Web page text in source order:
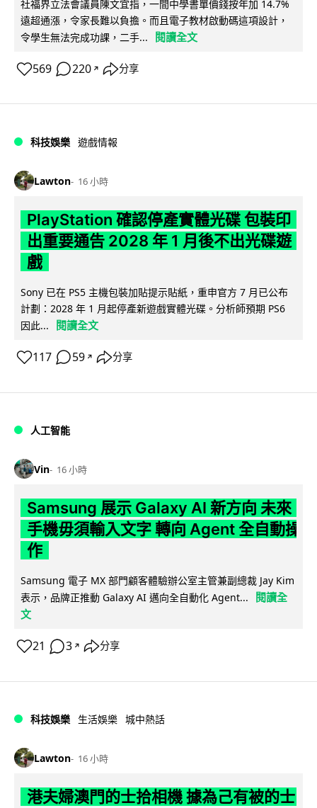
社福界立法會議員陳文宜指，一間中學書單價錢按年加 14.7%
遠超通漲，令家長難以負擔。而且電子教材啟動碼這項設計，
令學生無法完成功課，二手...
閱讀全文
569 220 ↗ 分享
科技娛樂 遊戲情報
Lawton 16 小時
PlayStation 確認停產實體光碟 包裝印
出重要通告 2028 年 1 月後不出光碟遊
戲
Sony 已在 PS5 主機包裝加貼提示貼紙，重申官方 7 月已公布
計劃：2028 年 1 月起停產新遊戲實體光碟。分析師預期 PS6
因此...
閱讀全文
117 59 ↗ 分享
人工智能
Vin 16 小時
Samsung 展示 Galaxy AI 新方向 未來
手機毋須輸入文字 轉向 Agent 全自動操
作
Samsung 電子 MX 部門顧客體驗辦公室主管兼副總裁 Jay Kim
表示，品牌正推動 Galaxy AI 邁向全自動化 Agent...
閱讀全
文
21 3 ↗ 分享
科技娛樂 生活娛樂 城中熱話
Lawton 16 小時
港夫婦澳門的士拾相機 據為己有被的士